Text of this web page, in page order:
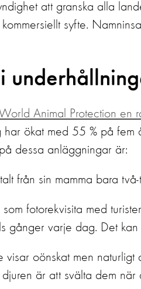
att granska alla
syfte.
Animal Protection en
har ökat med 55 % på fem
dessa anläggningar är:
från sin mamma bara
som fotorekvisita med
gånger varje dag. Det
visar oönskat men
är att svälta dem när